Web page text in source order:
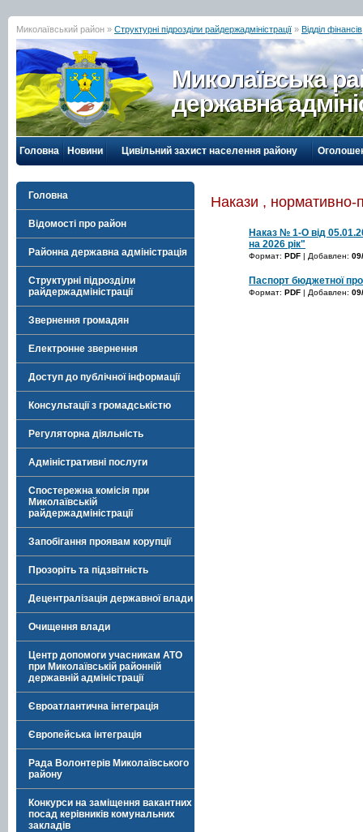
Миколаївський район » Структурні підрозділи райдержадміністрації » Відділ фінансів
Миколаївська
державна
Головна Новини Цивільний захист населення району
Головна
Відомості про район
Районна державна адміністрація
Структурні підрозділи
райдержадміністрації
Звернення громадян
Електронне звернення
Доступ до публічної інформації
Консультації з громадськістю
Регуляторна діяльність
Адміністративні послуги
Спостережна комісія при
Миколаївській
райдержадміністрації
Запобігання проявам корупції
Прозоріть та підзвітність
Децентралізація державної влади
Очищення влади
Центр допомоги учасникам АТО
при Миколаївській районній
державній адміністрації
Євроатлантична інтеграція
Європейська інтеграція
Рада Волонтерів Миколаївського
району
Конкурси на заміщення вакантних
посад керівників комунальних
закладів
Накази , нормативно-
Наказ № 1-О від
на 2026 рік"
Формат: PDF | Добавлен:
Паспорт бюджетної
Формат: PDF | Добавлен: